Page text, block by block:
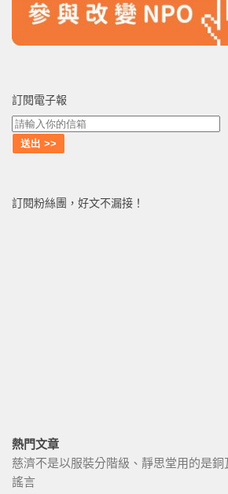
訂閱電子報
訂閱粉絲團，好文不漏接！
熱門文章
慈濟不是以服裝分階級、靜思堂用的是
謠言